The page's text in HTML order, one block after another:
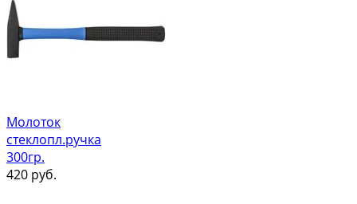
Молоток
стеклопл.ручка
300гр.
420 руб.